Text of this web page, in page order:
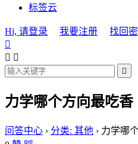
标签云
Hi, 请登录 我要注册
找回

 

力学哪个方向最吃香
问答中心 › 分类: 其他 › 力学哪